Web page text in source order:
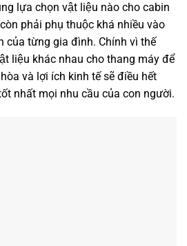
lựa chọn vật liệu nào cho cabin
phải phụ thuộc khá nhiều vào
của từng gia đình. Chính vì thế
liệu khác nhau cho thang máy để
và lợi ích kinh tế sẽ điều hết
nhất mọi nhu cầu của con người.